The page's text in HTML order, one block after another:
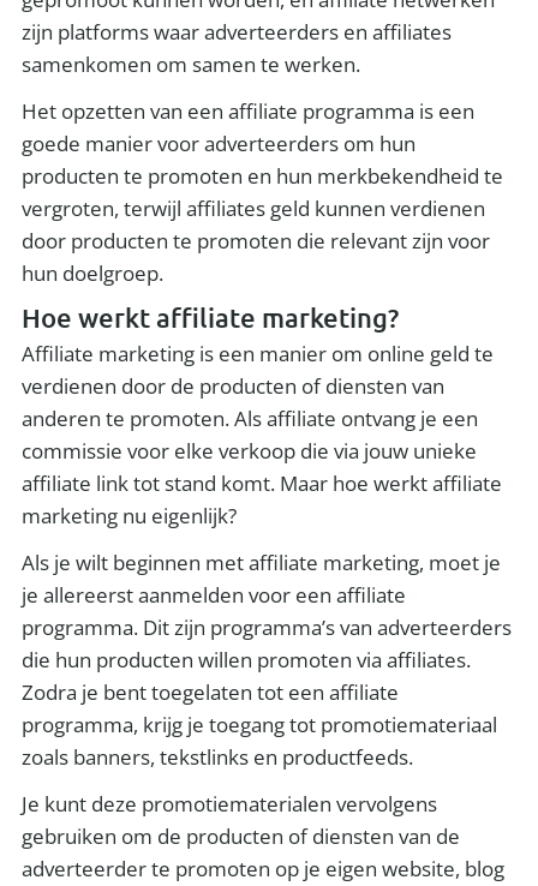
zijn platforms waar adverteerders en affiliates
samenkomen om samen te werken.
Het opzetten van een affiliate programma is een
goede manier voor adverteerders om hun
producten te promoten en hun merkbekendheid te
vergroten, terwijl affiliates geld kunnen verdienen
door producten te promoten die relevant zijn voor
hun doelgroep.
Hoe werkt affiliate marketing?
Affiliate marketing is een manier om online geld te
verdienen door de producten of diensten van
anderen te promoten. Als affiliate ontvang je een
commissie voor elke verkoop die via jouw unieke
affiliate link tot stand komt. Maar hoe werkt affiliate
marketing nu eigenlijk?
Als je wilt beginnen met affiliate marketing, moet je
je allereerst aanmelden voor een affiliate
programma. Dit zijn programma’s van adverteerders
die hun producten willen promoten via affiliates.
Zodra je bent toegelaten tot een affiliate
programma, krijg je toegang tot promotiemateriaal
zoals banners, tekstlinks en productfeeds.
Je kunt deze promotiematerialen vervolgens
gebruiken om de producten of diensten van de
adverteerder te promoten op je eigen website, blog